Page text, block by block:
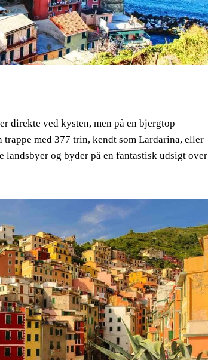
direkte ved kysten, men på en bjergtop
med 377 trin, kendt som Lardarina, eller
landsbyer og byder på en fantastisk udsigt over